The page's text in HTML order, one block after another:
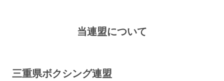
当連盟について
三重県ボクシング連盟